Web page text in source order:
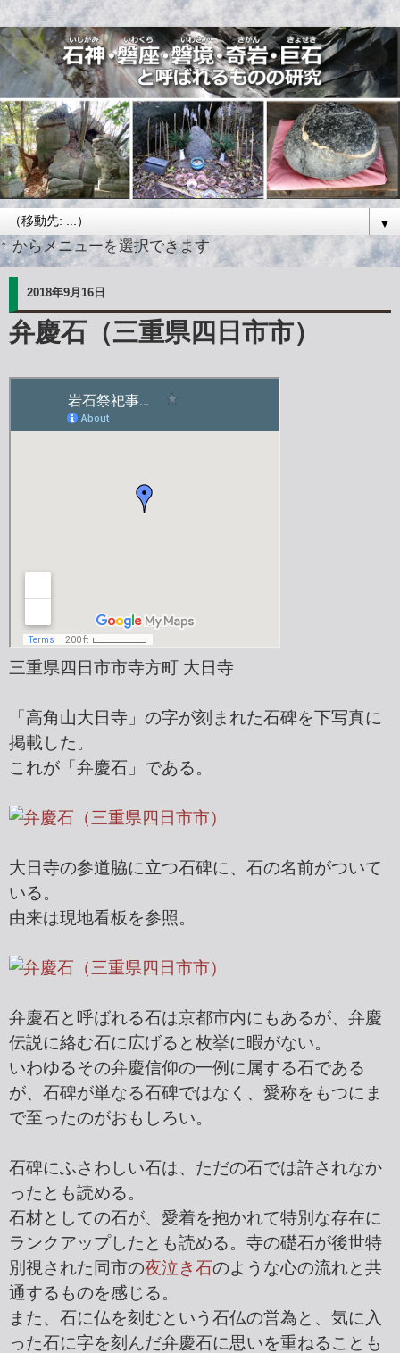
▼
↑ からメニューを選択できます
2018年9月16日
弁慶石（三重県四日市市）
三重県四日市市寺方町 大日寺
「高角山大日寺」の字が刻まれた石碑を下写真に
掲載した。
これが「弁慶石」である。
大日寺の参道脇に立つ石碑に、石の名前がついて
いる。
由来は現地看板を参照。
弁慶石と呼ばれる石は京都市内にもあるが、弁慶
伝説に絡む石に広げると枚挙に暇がない。
いわゆるその弁慶信仰の一例に属する石である
が、石碑が単なる石碑ではなく、愛称をもつにま
で至ったのがおもしろい。
石碑にふさわしい石は、ただの石では許されなか
ったとも読める。
石材としての石が、愛着を抱かれて特別な存在に
ランクアップしたとも読める。寺の礎石が後世特
別視された同市の夜泣き石のような心の流れと共
通するものを感じる。
また、石に仏を刻むという石仏の営為と、気に入
った石に字を刻んだ弁慶石に思いを重ねることも